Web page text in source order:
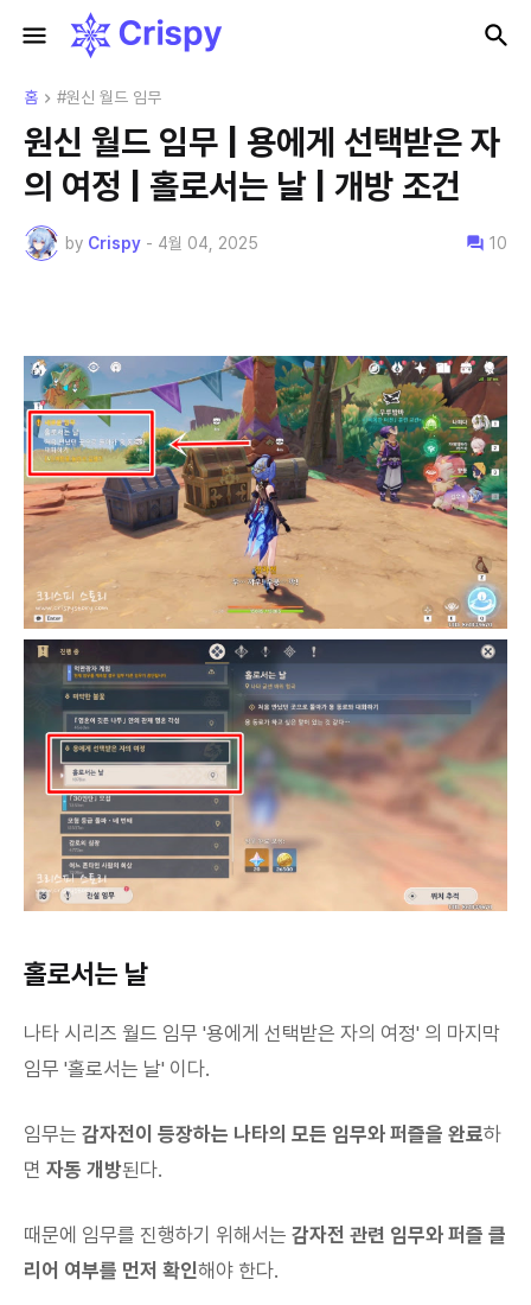
홈 #원신 월드 임무
원신 월드 임무 | 용에게 선택받은 자
의 여정 | 홀로서는 날 | 개방 조건
by Crispy - 4월 04, 2025 10
홀로서는 날
나타 시리즈 월드 임무 '용에게 선택받은 자의 여정' 의 마지막
임무 '홀로서는 날' 이다.
임무는 감자전이 등장하는 나타의 모든 임무와 퍼즐을 완료하
면 자동 개방된다.
때문에 임무를 진행하기 위해서는 감자전 관련 임무와 퍼즐 클
리어 여부를 먼저 확인해야 한다.